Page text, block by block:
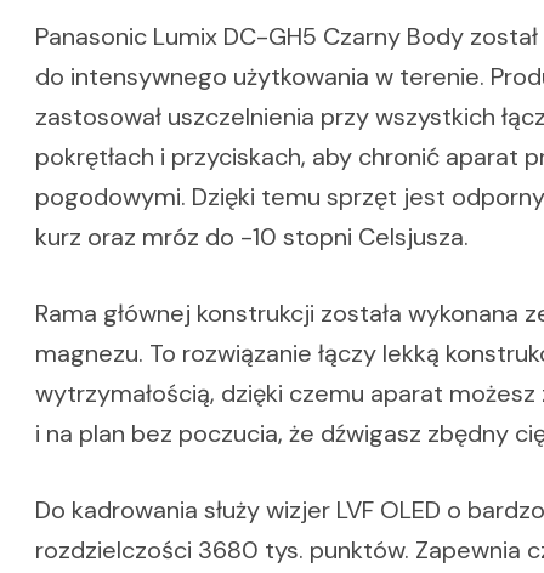
Panasonic Lumix DC-GH5 Czarny Body
do intensywnego użytkowania w terenie.
zastosował uszczelnienia przy wszystkich
pokrętłach i przyciskach, aby chronić aparat
pogodowymi. Dzięki temu sprzęt jest
kurz oraz mróz do -10 stopni Celsjusza.
Rama głównej konstrukcji została wykonana
magnezu. To rozwiązanie łączy lekką
wytrzymałością, dzięki czemu aparat
i na plan bez poczucia, że dźwigasz zbędny
Do kadrowania służy wizjer LVF OLED o
rozdzielczości 3680 tys. punktów. Zapewnia